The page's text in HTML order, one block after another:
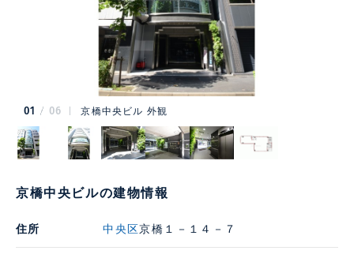
01 06 京橋中央ビル 外観
京橋中央ビルの建物情報
住所 中央区京橋１－１４－７